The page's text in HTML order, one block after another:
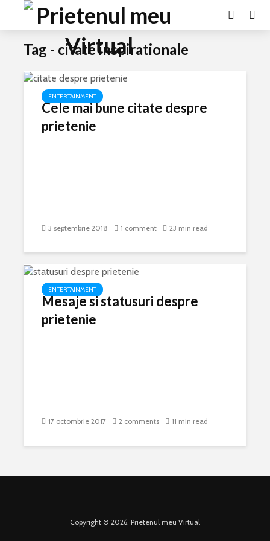
Tag - citate inspirationale
ENTERTAINMENT
Cele mai bune citate despre
prietenie
3 septembrie 2018 1 comment 23 min read
ENTERTAINMENT
Mesaje si statusuri despre
prietenie
17 octombrie 2017 2 comments 11 min read
Copyright © 2026. Prietenul meu Virtual